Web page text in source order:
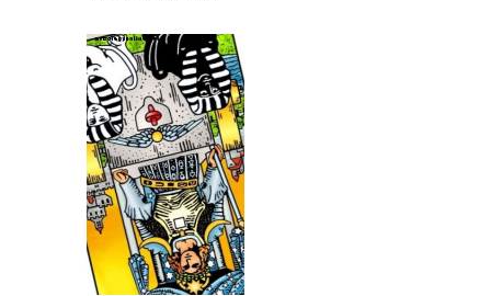
фундаментом как
конфуцианства, так и
даосизма (несмотря
на различие этих
двух философий).
Называй меня как
хочешь, но гадание
И Цзин дало мне
удивительно
хороший совет на
протяжении многих
лет. Я
Как определить
поддельные
устройства
чтения карт Таро
Карта Таро, обратная
Получение